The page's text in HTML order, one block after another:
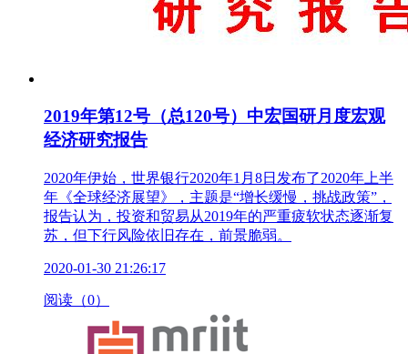
2019年第12号（总120号）中宏国研月度宏观
经济研究报告
2020年伊始，世界银行2020年1月8日发布了2020年上半
年《全球经济展望》，主题是“增长缓慢，挑战政策”，
报告认为，投资和贸易从2019年的严重疲软状态逐渐复
苏，但下行风险依旧存在，前景脆弱。
2020-01-30 21:26:17
阅读（0）